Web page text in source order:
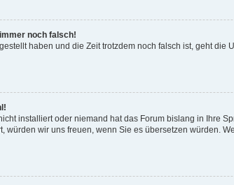
noch falsch!
haben und die Zeit trotzdem noch falsch ist, geht
installiert oder niemand hat das Forum bislang in Ihre
wir uns freuen, wenn Sie es übersetzen würden.